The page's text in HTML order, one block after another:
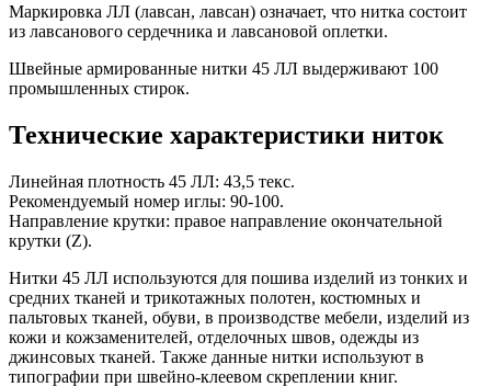
Маркировка ЛЛ (лавсан, лавсан) означает, что нитка состоит
из лавсанового сердечника и лавсановой оплетки.
Швейные армированные нитки 45 ЛЛ выдерживают 100
промышленных стирок.
Технические характеристики ниток
Линейная плотность 45 ЛЛ: 43,5 текс.
Рекомендуемый номер иглы: 90-100.
Направление крутки: правое направление окончательной
крутки (Z).
Нитки 45 ЛЛ используются для пошива изделий из тонких и
средних тканей и трикотажных полотен, костюмных и
пальтовых тканей, обуви, в производстве мебели, изделий из
кожи и кожзаменителей, отделочных швов, одежды из
джинсовых тканей. Также данные нитки используют в
типографии при швейно-клеевом скреплении книг.